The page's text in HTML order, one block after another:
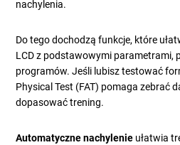
nachylenia.
Do tego dochodzą funkcje, które
LCD z podstawowymi parametrami,
programów. Jeśli lubisz testować
Physical Test (FAT) pomaga zebrać
dopasować trening.
Automatyczne nachylenie ułatwia